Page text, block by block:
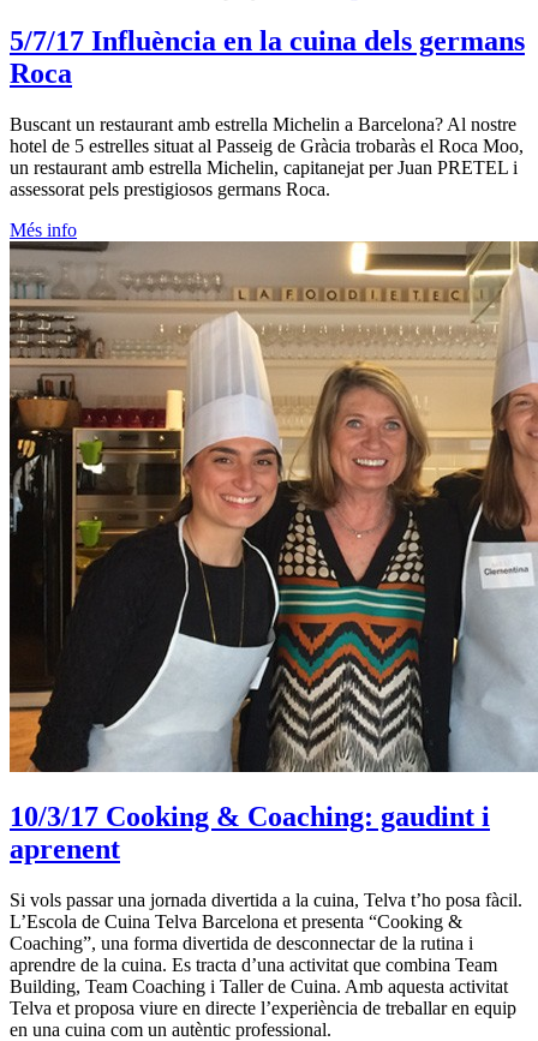
5/7/17 Influència en la cuina dels germans
Roca
Buscant un restaurant amb estrella Michelin a Barcelona? Al nostre
hotel de 5 estrelles situat al Passeig de Gràcia trobaràs el Roca Moo,
un restaurant amb estrella Michelin, capitanejat per Juan PRETEL i
assessorat pels prestigiosos germans Roca.
Més info
10/3/17 Cooking & Coaching: gaudint i
aprenent
Si vols passar una jornada divertida a la cuina, Telva t’ho posa fàcil.
L’Escola de Cuina Telva Barcelona et presenta “Cooking &
Coaching”, una forma divertida de desconnectar de la rutina i
aprendre de la cuina. Es tracta d’una activitat que combina Team
Building, Team Coaching i Taller de Cuina. Amb aquesta activitat
Telva et proposa viure en directe l’experiència de treballar en equip
en una cuina com un autèntic professional.